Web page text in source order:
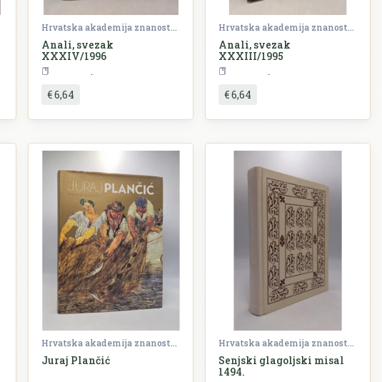
Hrvatska akademija znanosti i umjetnosti (HAZU)
Anali, svezak
XXXIV/1996
€ 6,64
Hrvatska akademija znanosti i umjetnosti (HAZU)
Anali, svezak
XXXIII/1995
€ 6,64
Hrvatska akademija znanosti i umjetnosti (HAZU)
Juraj Plančić
Hrvatska akademija znanosti i umjetnosti (HAZU)
Senjski glagoljski misal
1494.